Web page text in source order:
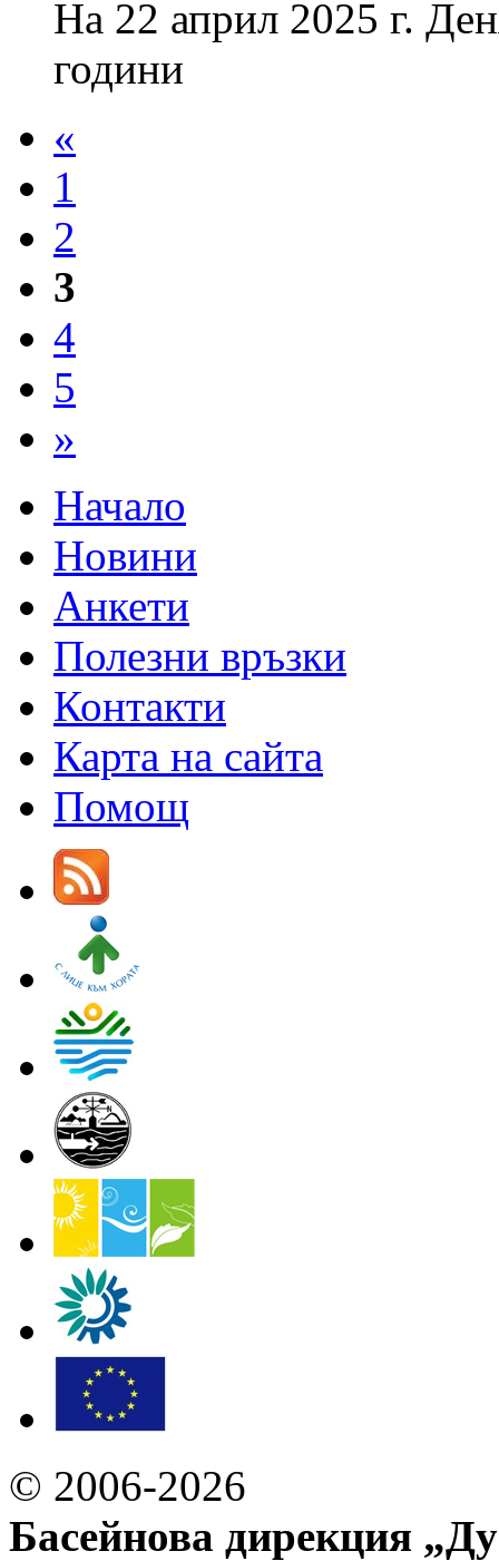
На 22 април 2025 г.
години
«
1
2
3
4
5
»
Начало
Новини
Анкети
Полезни връзки
Контакти
Карта на сайта
Помощ
© 2006-2026
Басейнова дирекция